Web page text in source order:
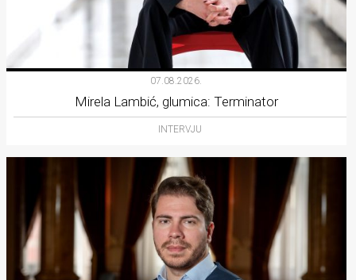
07.08.2026.
Mirela Lambić, glumica: Terminator
INTERVJU